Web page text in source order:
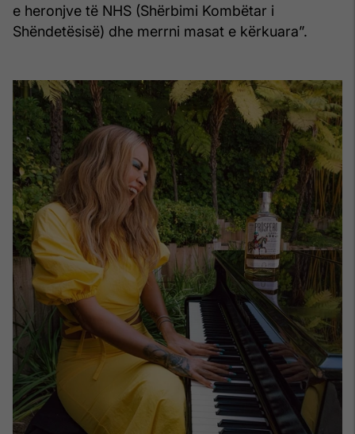
e heronjve të NHS (Shërbimi Kombëtar i
Shëndetësisë) dhe merrni masat e kërkuara”.